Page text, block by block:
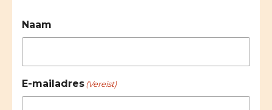
Naam
E-mailadres (Vereist)